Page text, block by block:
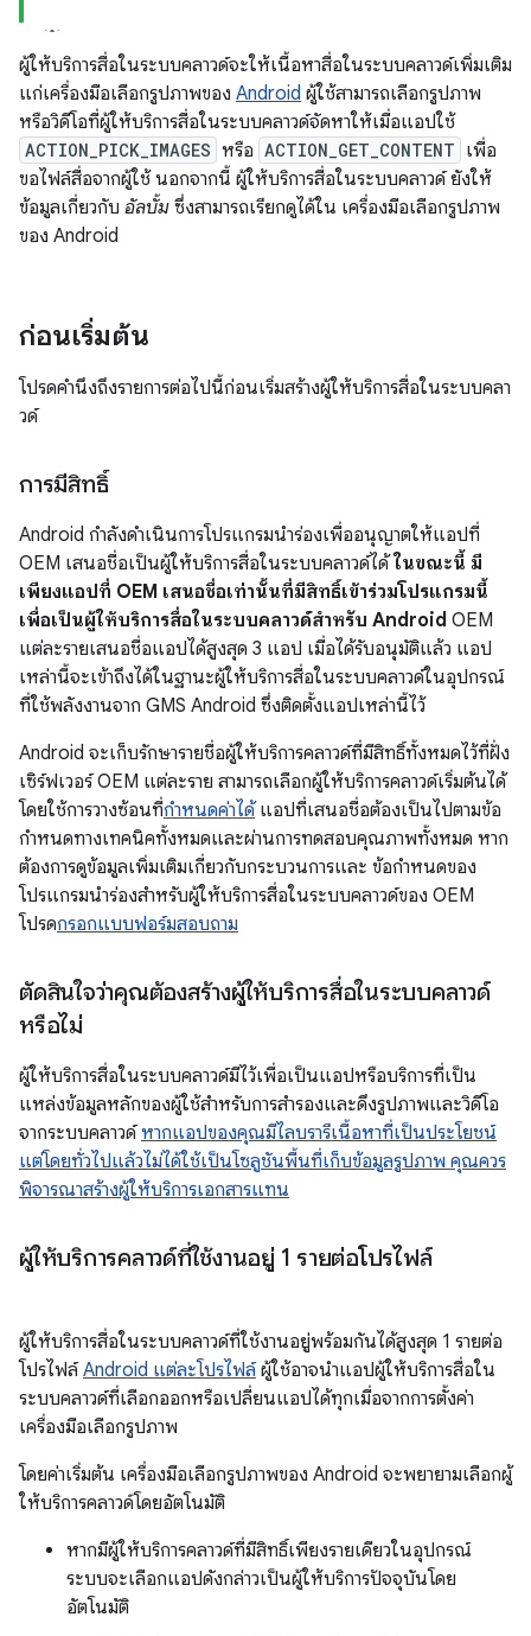
ผู้ให้บริการสื่อในระบบคลาวด์จะให้เนื้อหาสื่อในระบบคลาวด์เพิ่มเติม
แก่เครื่องมือเลือกรูปภาพของ Android ผู้ใช้สามารถเลือกรูปภาพ
หรือวิดีโอที่ผู้ให้บริการสื่อในระบบคลาวด์จัดหาให้เมื่อแอปใช้
ACTION_PICK_IMAGES หรือ ACTION_GET_CONTENT เพื่อ
ขอไฟล์สื่อจากผู้ใช้ นอกจากนี้ ผู้ให้บริการสื่อในระบบคลาวด์ ยังให้
ข้อมูลเกี่ยวกับ อัลบั้ม ซึ่งสามารถเรียกดูได้ใน เครื่องมือเลือกรูปภาพ
ของ Android
ก่อนเริ่มต้น
โปรดคำนึงถึงรายการต่อไปนี้ก่อนเริ่มสร้างผู้ให้บริการสื่อในระบบคลา
วด์
การมีสิทธิ์
Android กำลังดำเนินการโปรแกรมนำร่องเพื่ออนุญาตให้แอปที่
OEM เสนอชื่อเป็นผู้ให้บริการสื่อในระบบคลาวด์ได้ในขณะนี้ มี
เพียงแอปที่ OEM เสนอชื่อเท่านั้นที่มีสิทธิ์เข้าร่วมโปรแกรมนี้
เพื่อเป็นผู้ให้บริการสื่อในระบบคลาวด์สำหรับ Android OEM
แต่ละรายเสนอชื่อแอปได้สูงสุด 3 แอป เมื่อได้รับอนุมัติแล้ว แอป
เหล่านี้จะเข้าถึงได้ในฐานะผู้ให้บริการสื่อในระบบคลาวด์ในอุปกรณ์
ที่ใช้พลังงานจาก GMS Android ซึ่งติดตั้งแอปเหล่านี้ไว้
Android จะเก็บรักษารายชื่อผู้ให้บริการคลาวด์ที่มีสิทธิ์ทั้งหมดไว้ที่ฝั่ง
เซิร์ฟเวอร์ OEM แต่ละราย สามารถเลือกผู้ให้บริการคลาวด์เริ่มต้นได้
โดยใช้การวางซ้อนที่กำหนดค่าได้แอปที่เสนอชื่อต้องเป็นไปตามข้อ
กำหนดทางเทคนิคทั้งหมดและผ่านการทดสอบคุณภาพทั้งหมด หาก
ต้องการดูข้อมูลเพิ่มเติมเกี่ยวกับกระบวนการและ ข้อกำหนดของ
โปรแกรมนำร่องสำหรับผู้ให้บริการสื่อในระบบคลาวด์ของ OEM
โปรดกรอกแบบฟอร์มสอบถาม
ตัดสินใจว่าคุณต้องสร้างผู้ให้บริการสื่อในระบบคลาวด์
หรือไม่
ผู้ให้บริการสื่อในระบบคลาวด์มีไว้เพื่อเป็นแอปหรือบริการที่เป็น
แหล่งข้อมูลหลักของผู้ใช้สำหรับการสำรองและดึงรูปภาพและวิดีโอ
จากระบบคลาวด์หากแอปของคุณมีไลบรารีเนื้อหาที่เป็นประโยชน์
แต่โดยทั่วไปแล้วไม่ได้ใช้เป็นโซลูชันพื้นที่เก็บข้อมูลรูปภาพ คุณควร
พิจารณาสร้างผู้ให้บริการเอกสารแทน
ผู้ให้บริการคลาวด์ที่ใช้งานอยู่ 1 รายต่อโปรไฟล์
ผู้ให้บริการสื่อในระบบคลาวด์ที่ใช้งานอยู่พร้อมกันได้สูงสุด 1 รายต่อ
โปรไฟล์Android แต่ละโปรไฟล์ผู้ใช้อาจนำแอปผู้ให้บริการสื่อใน
ระบบคลาวด์ที่เลือกออกหรือเปลี่ยนแอปได้ทุกเมื่อจากการตั้งค่า
เครื่องมือเลือกรูปภาพ
โดยค่าเริ่มต้น เครื่องมือเลือกรูปภาพของ Android จะพยายามเลือกผู้
ให้บริการคลาวด์โดยอัตโนมัติ
หากมีผู้ให้บริการคลาวด์ที่มีสิทธิ์เพียงรายเดียวในอุปกรณ์
ระบบจะเลือกแอปดังกล่าวเป็นผู้ให้บริการปัจจุบันโดย
อัตโนมัติ